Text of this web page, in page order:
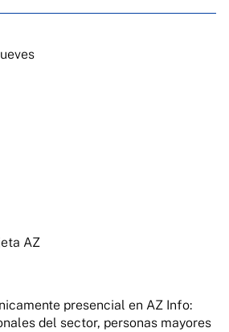
AZ
presencial en AZ Info:
del sector, personas mayores